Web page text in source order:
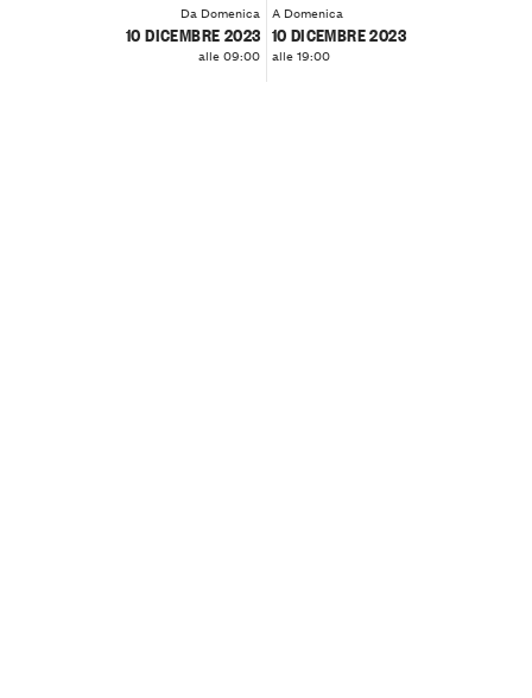
Da Domenica
10 DICEMBRE 2023
alle 09:00
A Domenica
10 DICEMBRE 2023
alle 19:00